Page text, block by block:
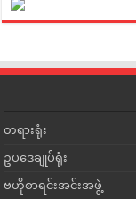
တရားရုံး
ဥပဒေချုပ်ရုံး
ဗဟိုစာရင်းအင်းအဖွဲ့